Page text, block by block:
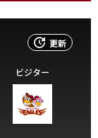
更新
ビジター